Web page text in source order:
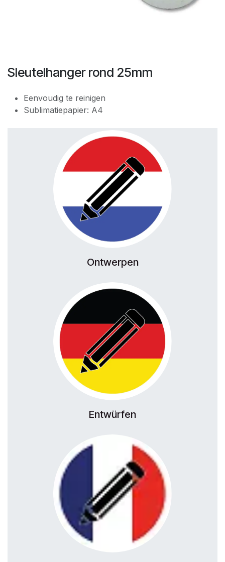
Sleutelhanger rond 25mm
Eenvoudig te reinigen
Sublimatiepapier: A4
Ontwerpen
Entwürfen